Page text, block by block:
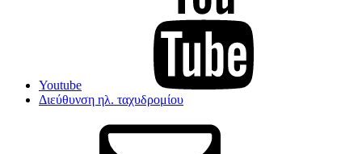
Youtube
Διεύθυνση ηλ. ταχυδρομίου